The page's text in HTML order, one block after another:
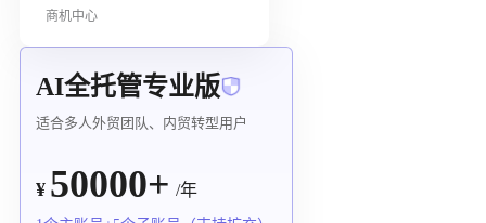
商机中心
AI全托管专业版
适合多人外贸团队、内贸转型用户
¥ 50000+ /年